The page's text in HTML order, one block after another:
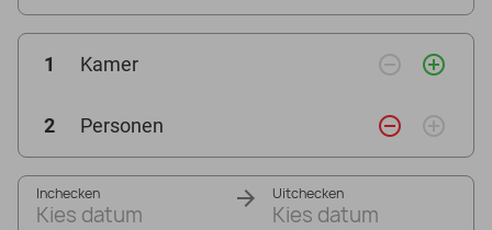
1 Kamer remove_circle_outline add_circle_outline
2 Personen remove_circle_outline add_circle_outline
Inchecken
Kies datum
Uitchecken
Kies datum